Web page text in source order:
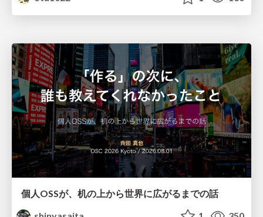
個人OSSが、机の上から世界に広がるまでの話